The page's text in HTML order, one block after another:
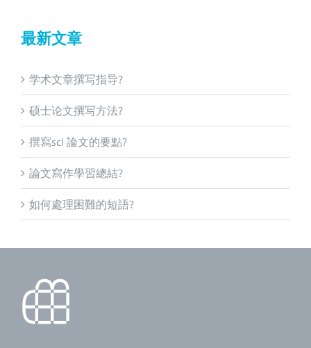
最新文章
学术文章撰写指导?
硕士论文撰写方法?
撰寫sci 論文的要點?
論文寫作學習總結?
如何處理困難的短語?